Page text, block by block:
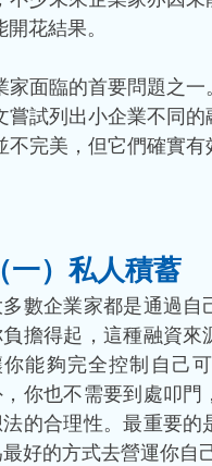
花結果。
面臨的首要問題之
試列出小企業不同
完美，但它們確實
（一）私人積蓄
多數企業家都是通過自
擔得起，這種融資來
你能夠完全控制自己
你也不需要到處叩門
的合理性。最重要的
好的方式去營運你自